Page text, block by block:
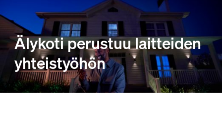
Älykoti perustuu laitteiden
yhteistyöhön